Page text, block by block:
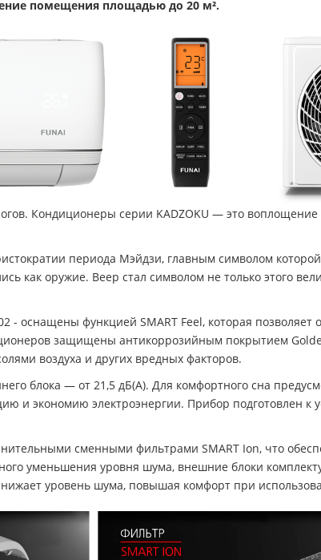
помещения площадью до 20 м².
Кондиционеры серии KADZOKU — это
периода Мэйдзи, главным символом
как оружие. Веер стал символом не только этого
- оснащены функцией SMART Feel, которая
защищены антикоррозийным покрытием
воздуха и других вредных факторов.
блока — от 21,5 дБ(А). Для комфортного сна
и экономию электроэнергии. Прибор подготовлен к
сменными фильтрами SMART Ion, что
уменьшения уровня шума, внешние блоки
уровень шума, повышая комфорт при